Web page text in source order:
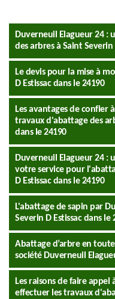
Duverneuil Elagueur 24 :
des arbres à Saint Severin
Le devis pour la mise à
D Estissac dans le 24190
Les avantages de confier
travaux d'abattage des
dans le 24190
Duverneuil Elagueur 24 :
votre service pour
D Estissac dans le 24190
L'abattage de sapin par
Severin D Estissac dans le
Abattage d’arbre en
société Duverneuil
Les raisons de faire
effectuer les travaux